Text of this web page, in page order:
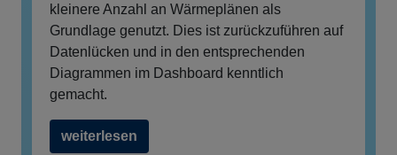
kleinere Anzahl an Wärmeplänen als
Grundlage genutzt. Dies ist zurückzuführen auf
Datenlücken und in den entsprechenden
Diagrammen im Dashboard kenntlich
gemacht.
weiterlesen